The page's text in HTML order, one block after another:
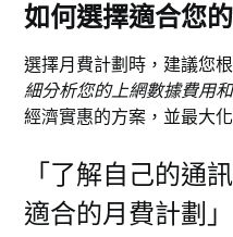
如何選擇適合您
選擇月費計劃時，建議您
細分析您的上網數據費用
經濟實惠的方案，並最大
「了解自己的通
適合的月費計劃」